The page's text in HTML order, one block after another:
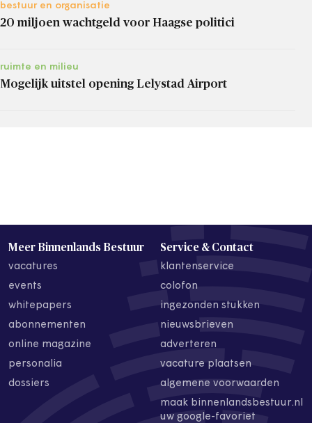
bestuur en organisatie
20 miljoen wachtgeld voor Haagse politici
ruimte en milieu
Mogelijk uitstel opening Lelystad Airport
Meer Binnenlands Bestuur
vacatures
events
whitepapers
abonnementen
online magazine
personalia
dossiers
Service & Contact
klantenservice
colofon
ingezonden stukken
nieuwsbrieven
adverteren
vacature plaatsen
algemene voorwaarden
maak binnenlandsbestuur.nl
uw google-favoriet